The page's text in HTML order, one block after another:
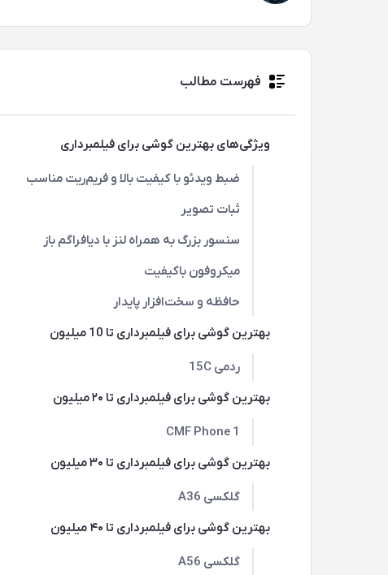
فهرست مطالب
ویژگی‌های بهترین گوشی برای فیلمبرداری
ضبط ویدئو با کیفیت بالا و فریم‌ریت مناسب
ثبات تصویر
سنسور بزرگ به همراه لنز با دیافراگم باز
میکروفون باکیفیت
حافظه و سخت‌افزار پایدار
بهترین گوشی برای فیلمبرداری تا 10 میلیون
ردمی 15C
بهترین گوشی برای فیلمبرداری تا ۲۰ میلیون
CMF Phone 1
بهترین گوشی برای فیلمبرداری تا ۳۰ میلیون
گلکسی A36
بهترین گوشی برای فیلمبرداری تا ۴۰ میلیون
گلکسی A56